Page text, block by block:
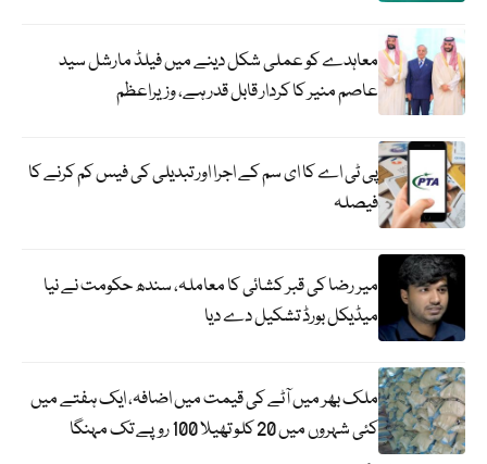
معاہدے کو عملی شکل دینے میں فیلڈ مارشل سید
عاصم منیر کا کردار قابل قدر ہے، وزیراعظم
پی ٹی اے کا ای سم کے اجرا اور تبدیلی کی فیس کم کرنے کا
فیصلہ
میر رضا کی قبر کشائی کا معاملہ، سندھ حکومت نے نیا
میڈیکل بورڈ تشکیل دے دیا
ملک بھر میں آٹے کی قیمت میں اضافہ، ایک ہفتے میں
کئی شہروں میں 20 کلو تھیلا 100 روپے تک مہنگا